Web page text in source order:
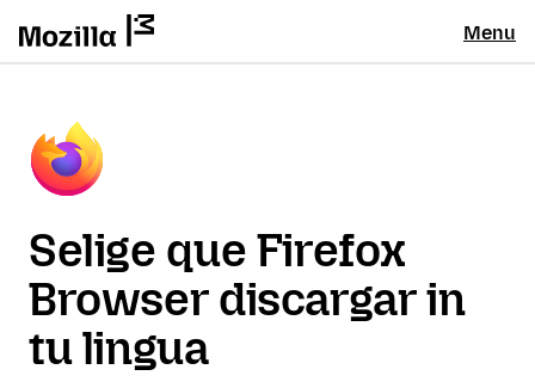
Menu
Selige que Firefox
Browser discargar in
tu lingua